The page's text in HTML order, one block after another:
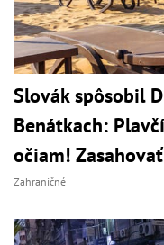
Slovák spôsobil
Benátkach:
očiam!
Zahraničné